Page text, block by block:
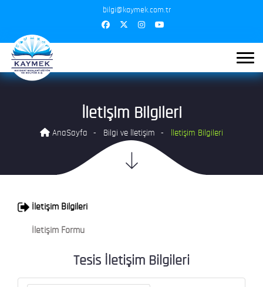
bilgi@kaymek.com.tr
İletişim Bilgileri
AnaSayfa Bilgi ve İletişim İletişim Bilgileri
İletişim Bilgileri
İletişim Formu
Tesis İletişim Bilgileri